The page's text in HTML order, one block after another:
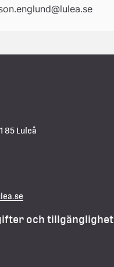
85 Luleå
och tillgänglighet